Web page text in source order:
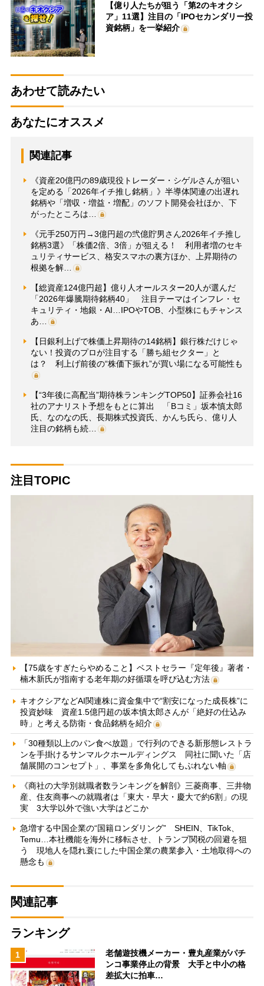
【億り人たちが狙う「第2のキオクシ
ア」11選】注目の「IPOセカンダリー投
資銘柄」を一挙紹介
あわせて読みたい
あなたにオススメ
関連記事
《資産20億円の89歳現役トレーダー・シゲルさんが狙い
を定める「2026年イチ推し銘柄」》半導体関連の出遅れ
銘柄や「増収・増益・増配」のソフト開発会社ほか、下
がったところは…
《元手250万円→3億円超の弐億貯男さん2026年イチ推し
銘柄3選》「株価2倍、3倍」が狙える！ 利用者増のセキ
ュリティサービス、格安スマホの裏方ほか、上昇期待の
根拠を解…
【総資産124億円超】億り人オールスター20人が選んだ
「2026年爆騰期待銘柄40」 注目テーマはインフレ・セ
キュリティ・地銀・AI…IPOやTOB、小型株にもチャンス
あ…
【日銀利上げで株価上昇期待の14銘柄】銀行株だけじゃ
ない！投資のプロが注目する「勝ち組セクター」と
は？ 利上げ前後の“株価下振れ”が買い場になる可能性も
【“3年後に高配当”期待株ランキングTOP50】証券会社16
社のアナリスト予想をもとに算出 「Bコミ」坂本慎太郎
氏、なのなの氏、長期株式投資氏、かんち氏ら、億り人
注目の銘柄も続…
注目TOPIC
【75歳をすぎたらやめること】ベストセラー『定年後』著者・
楠木新氏が指南する老年期の好循環を呼び込む方法
キオクシアなどAI関連株に資金集中で“割安になった成長株”に
投資妙味 資産1.5億円超の坂本慎太郎さんが「絶好の仕込み
時」と考える防衛・食品銘柄を紹介
「30種類以上のパン食べ放題」で行列のできる新形態レストラ
ンを手掛けるサンマルクホールディングス 同社に聞いた「店
舗展開のコンセプト」、事業を多角化してもぶれない軸
《商社の大学別就職者数ランキングを解剖》三菱商事、三井物
産、住友商事への就職者は「東大・早大・慶大で約6割」の現
実 3大学以外で強い大学はどこか
急増する中国企業の“国籍ロンダリング” SHEIN、TikTok、
Temu…本社機能を海外に移転させ、トランプ関税の回避を狙
う 現地人を隠れ蓑にした中国企業の農業参入・土地取得への
懸念も
関連記事
ランキング
1
老舗遊技機メーカー・豊丸産業がパチ
ンコ事業停止の背景 大手と中小の格
差拡大に拍車…